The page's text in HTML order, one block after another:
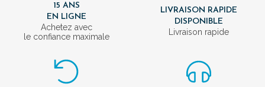
15 ANS
EN LIGNE
Achetez avec
le confiance maximale
LIVRAISON RAPIDE
DISPONIBLE
Livraison rapide